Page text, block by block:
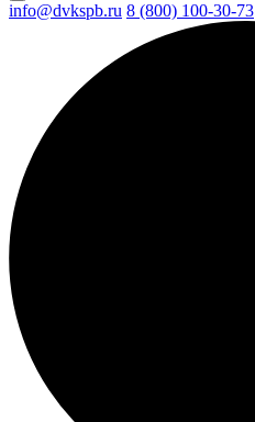
info@dvkspb.ru 8 (800) 100-30-73